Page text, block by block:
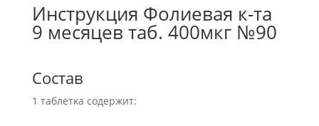
Инструкция Фолиевая к-та
9 месяцев таб. 400мкг №90
Состав
1 таблетка содержит: